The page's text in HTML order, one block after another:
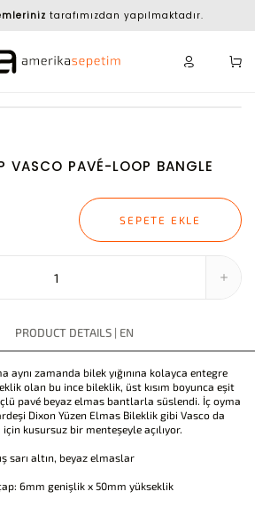
tarafımızdan yapılmaktadır.
VASCO PAVÉ-LOOP BANGLE
SEPETE EKLE
PRODUCT DETAILS | EN
aynı zamanda bilek yığınına kolayca entegre
olan bu ince bileklik, üst kısım boyunca eşit
pavé beyaz elmas bantlarla süslendi. İç oyma
Dixon Yüzen Elmas Bileklik gibi Vasco da
kusursuz bir menteşeyle açılıyor.
sarı altın, beyaz elmaslar
6mm genişlik x 50mm yükseklik